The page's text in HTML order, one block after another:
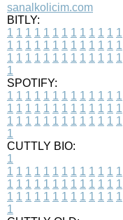
sanalkolicim.com
BITLY:
1 1 1 1 1 1 1 1 1 1 1 1 1
1 1 1 1 1 1 1 1 1 1 1 1 1
1 1 1 1 1 1 1 1 1 1 1 1 1
1
SPOTIFY:
1 1 1 1 1 1 1 1 1 1 1 1 1
1 1 1 1 1 1 1 1 1 1 1 1 1
1 1 1 1 1 1 1 1 1 1 1 1 1
1
CUTTLY BIO:
1
1 1 1 1 1 1 1 1 1 1 1 1 1
1 1 1 1 1 1 1 1 1 1 1 1 1
1 1 1 1 1 1 1 1 1 1 1 1 1
1